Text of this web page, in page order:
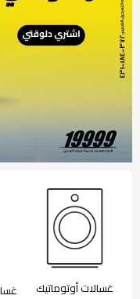
غسالات أوتوماتيك